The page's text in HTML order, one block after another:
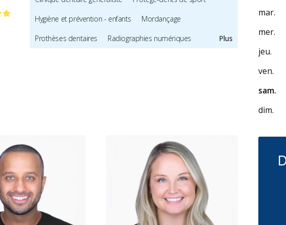
étoiles
Plus
Hygiène et prévention - enfants
Mordançage
Prothèses dentaires
Radiographies numériques
Sédation - orale
Appareils dentaires
Soins dentaires pour enfants
Services esthétiques
Prothèses dentaires
Diagnostique
Urgences
Endodontie
Orthodontie
mar.
mer.
jeu.
ven.
sam.
dim.